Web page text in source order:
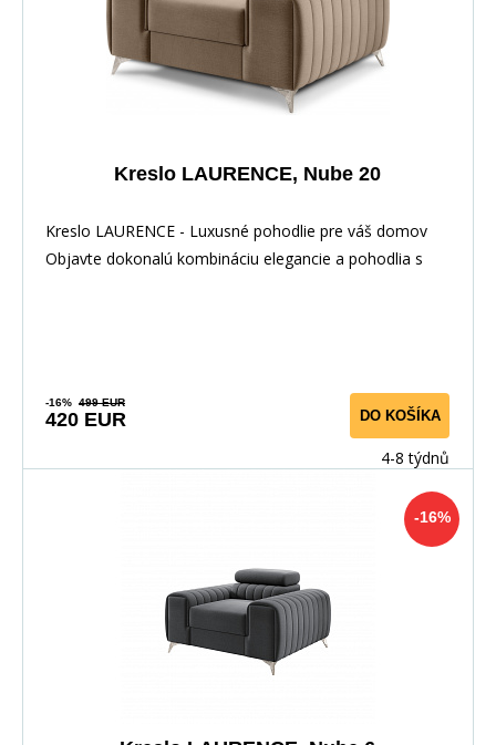
Kreslo LAURENCE, Nube 20
Kreslo LAURENCE - Luxusné pohodlie pre váš domov
Objavte dokonalú kombináciu elegancie a pohodlia s
-16% 499 EUR
420 EUR DO KOŠÍKA
4-8 týdnů
-16%